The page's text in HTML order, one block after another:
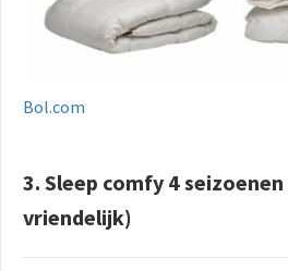
Bol.com
3. Sleep comfy 4
vriendelijk)